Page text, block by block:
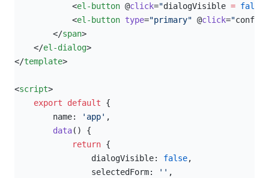
            <
el-button @click="dialogVisible = false
            <
el-button type="primary" @click="
        </
span>
    </
el-dialog>
</template>
<script>
    export
default {
        name:
'app' ,
        data
() {
            return
{
                dialogVisible:
false,
                selectedForm:
'' ,